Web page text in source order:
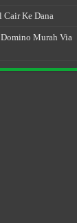
Ke Dana
Murah Via